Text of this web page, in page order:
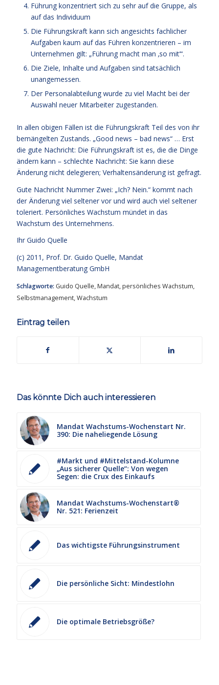
Führung konzentriert sich zu sehr auf die Gruppe, als
auf das Individuum
Die Führungskraft kann sich angesichts fachlicher
Aufgaben kaum auf das Führen konzentrieren – im
Unternehmen gilt: „Führung macht man ‚so mit’“.
Die Ziele, Inhalte und Aufgaben sind tatsächlich
unangemessen.
Der Personalabteilung wurde zu viel Macht bei der
Auswahl neuer Mitarbeiter zugestanden.
In allen obigen Fällen ist die Führungskraft Teil des von ihr
bemängelten Zustands. „Good news – bad news“ … Erst
die gute Nachricht: Die Führungskraft ist es, die die Dinge
ändern kann – schlechte Nachricht: Sie kann diese
Änderung nicht delegieren; Verhaltensänderung ist gefragt.
Gute Nachricht Nummer Zwei: „Ich? Nein.“ kommt nach
der Änderung viel seltener vor und wird auch viel seltener
toleriert. Persönliches Wachstum mündet in das
Wachstum des Unternehmens.
Ihr Guido Quelle
(c) 2011, Prof. Dr. Guido Quelle, Mandat
Managementberatung GmbH
Schlagworte: Guido Quelle,Mandat,persönliches Wachstum,
Selbstmanagement,Wachstum
Eintrag teilen
Das könnte Dich auch interessieren
Mandat Wachstums-Wochenstart Nr.
390: Die naheliegende Lösung
#Markt und #Mittelstand-Kolumne
„Aus sicherer Quelle“: Von wegen
Segen: die Crux des Einkaufs
Mandat Wachstums-Wochenstart®
Nr. 521: Ferienzeit
Das wichtigste Führungsinstrument
Die persönliche Sicht: Mindestlohn
Die optimale Betriebsgröße?